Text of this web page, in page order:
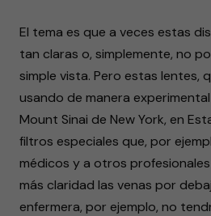
El tema es que a veces estas
tan claras o, simplemente, no
simple vista. Pero estas lentes,
usando de manera
Mount Sinai de New York, en
filtros especiales que, por
médicos y a otros
más claridad las venas por
enfermera, por ejemplo, no